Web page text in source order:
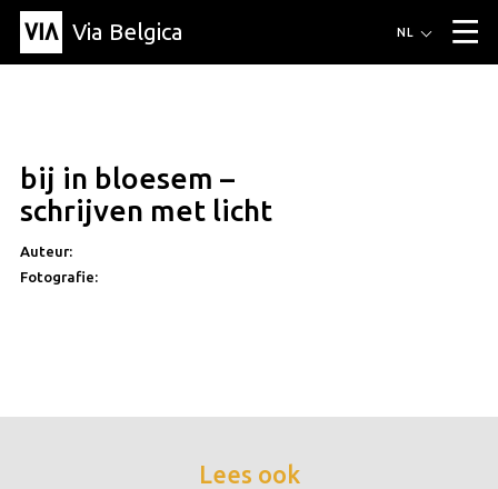
Via Belgica ▼
Artikel
Educatie
Recept
Vrienden
Over Via Belgica
NL
bij in bloesem –
schrijven met licht
Auteur:
Fotografie:
Lees ook